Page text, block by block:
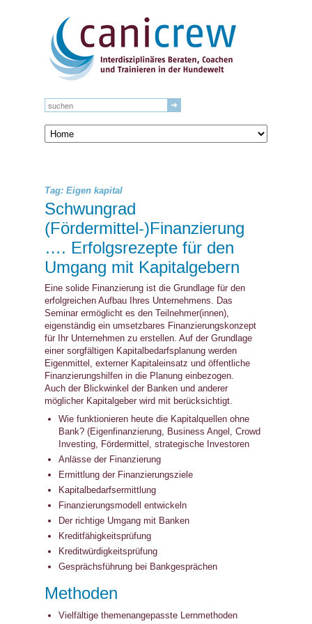
Tag: Eigen kapital
Schwungrad
(Fördermittel-)Finanzierung
…. Erfolgsrezepte für den
Umgang mit Kapitalgebern
Eine solide Finanzierung ist die Grundlage für den
erfolgreichen Aufbau Ihres Unternehmens. Das
Seminar ermöglicht es den Teilnehmer(innen),
eigenständig ein umsetzbares Finanzierungskonzept
für Ihr Unternehmen zu erstellen. Auf der Grundlage
einer sorgfältigen Kapitalbedarfsplanung werden
Eigenmittel, externer Kapitaleinsatz und öffentliche
Finanzierungshilfen in die Planung einbezogen.
Auch der Blickwinkel der Banken und anderer
möglicher Kapitalgeber wird mit berücksichtigt.
Wie funktionieren heute die Kapitalquellen ohne
Bank? (Eigenfinanzierung, Business Angel, Crowd
Investing, Fördermittel, strategische Investoren
Anlässe der Finanzierung
Ermittlung der Finanzierungsziele
Kapitalbedarfsermittlung
Finanzierungsmodell entwickeln
Der richtige Umgang mit Banken
Kreditfähigkeitsprüfung
Kreditwürdigkeitsprüfung
Gesprächsführung bei Bankgesprächen
Methoden
Vielfältige themenangepasste Lernmethoden